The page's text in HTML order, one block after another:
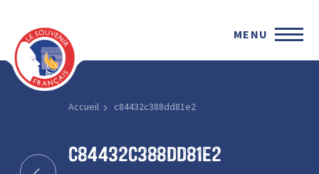
MENU
Accueil c84432c388dd81e2
c84432c388dd81e2